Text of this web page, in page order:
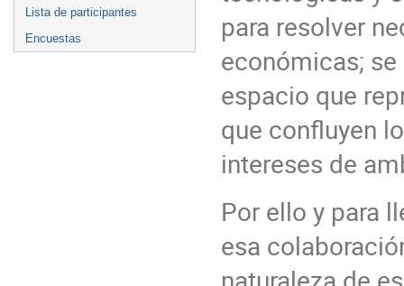
Lista de participantes
Encuestas
para resolver
económicas;
espacio que
que confluyen
intereses de
Por ello y para
esa